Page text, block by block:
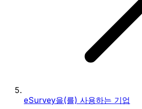
eSurvey을(를) 사용하는 기업